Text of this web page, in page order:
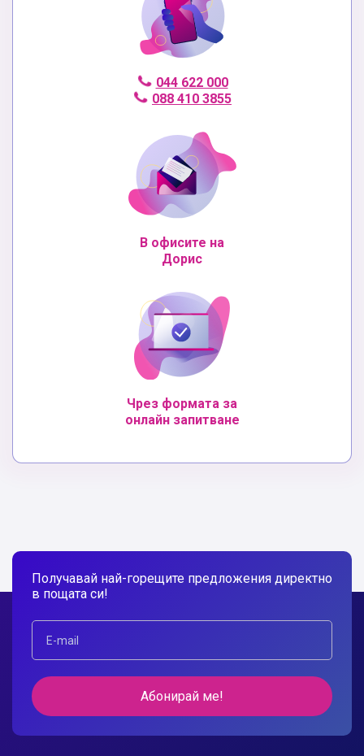
044 622 000
088 410 3855
В офисите на
Дорис
Чрез формата за
онлайн запитване
Получавай най-горещите предложения директно
в пощата си!
Абонирай ме!